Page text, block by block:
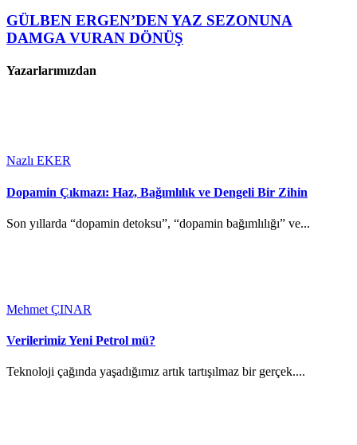
GÜLBEN ERGEN’DEN YAZ SEZONUNA
DAMGA VURAN DÖNÜŞ
Yazarlarımızdan
Nazlı EKER
Dopamin Çıkmazı: Haz, Bağımlılık ve Dengeli Bir Zihin
Son yıllarda “dopamin detoksu”, “dopamin bağımlılığı” ve...
Mehmet ÇINAR
Verilerimiz Yeni Petrol mü?
Teknoloji çağında yaşadığımız artık tartışılmaz bir gerçek....